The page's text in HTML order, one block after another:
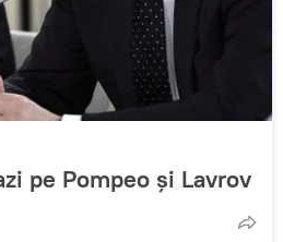
pe Pompeo și Lavrov